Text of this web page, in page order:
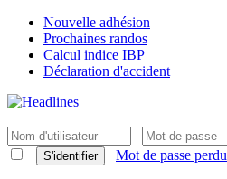
Nouvelle adhésion
Prochaines randos
Calcul indice IBP
Déclaration d'accident
S'identifier Mot de passe perdu